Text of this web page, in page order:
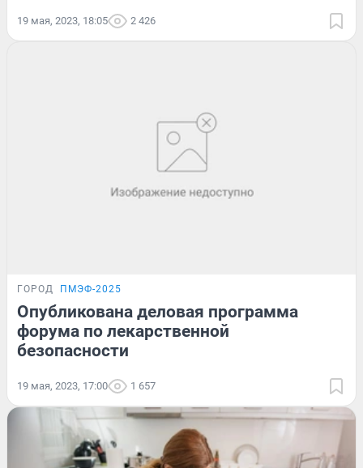
19 мая, 2023, 18:05 2 426
ГОРОД ПМЭФ-2025
Опубликована деловая программа
форума по лекарственной
безопасности
19 мая, 2023, 17:00 1 657